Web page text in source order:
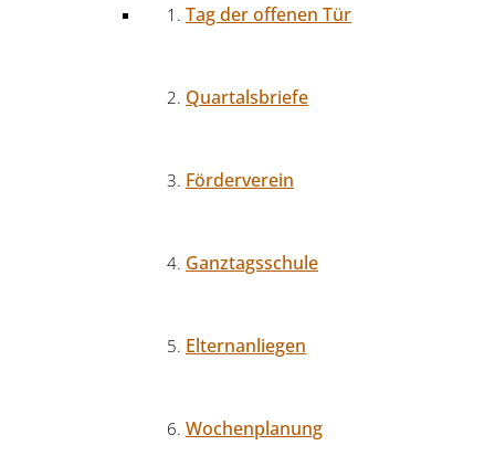
Tag der offenen Tür
Quartalsbriefe
Förderverein
Ganztagsschule
Elternanliegen
Wochenplanung